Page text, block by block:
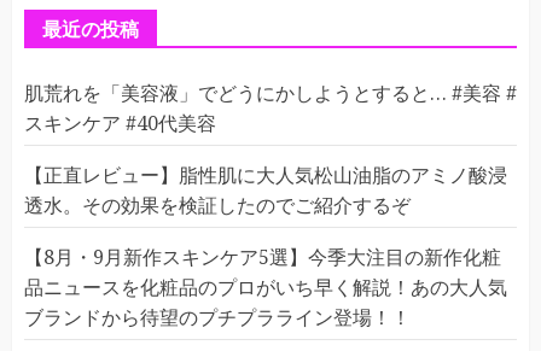
最近の投稿
肌荒れを「美容液」でどうにかしようとすると… #美容 #
スキンケア #40代美容
【正直レビュー】脂性肌に大人気松山油脂のアミノ酸浸
透水。その効果を検証したのでご紹介するぞ
【8月・9月新作スキンケア5選】今季大注目の新作化粧
品ニュースを化粧品のプロがいち早く解説！あの大人気
ブランドから待望のプチプラライン登場！！